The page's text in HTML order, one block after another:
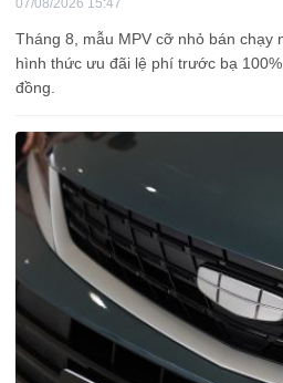
07/08/2026 15:47
Tháng 8, mẫu MPV cỡ nhỏ bán chạy
hình thức ưu đãi lệ phí trước bạ
đồng.